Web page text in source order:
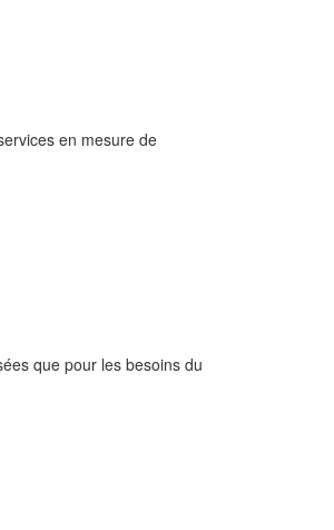
en mesure de
que pour les besoins du